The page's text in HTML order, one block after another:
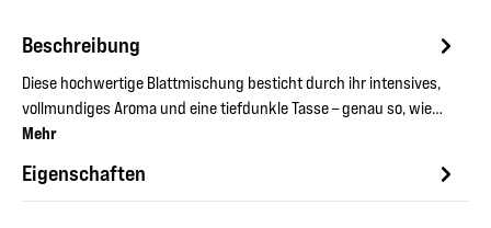
Beschreibung
Diese hochwertige Blattmischung besticht durch ihr intensives,
vollmundiges Aroma und eine tiefdunkle Tasse – genau so, wie…
Mehr
Eigenschaften